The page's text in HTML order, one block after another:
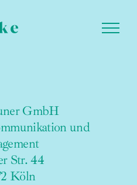
GmbH
und
Str. 44
Köln